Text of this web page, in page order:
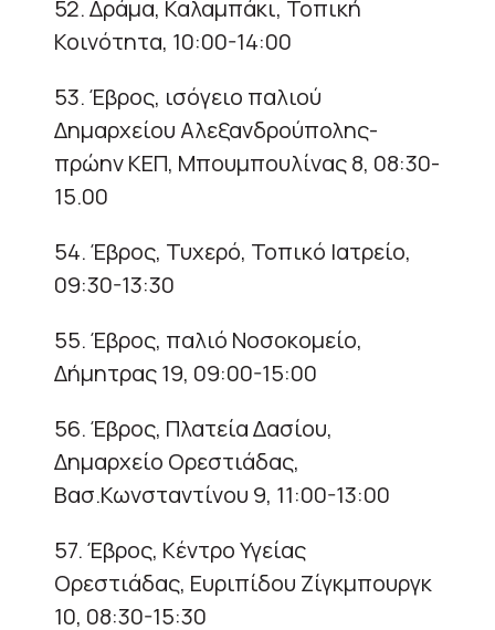
52. Δράμα, Καλαμπάκι, Τοπική
Κοινότητα, 10:00-14:00
53. Έβρος, ισόγειο παλιού
Δημαρχείου Αλεξανδρούπολης-
πρώην ΚΕΠ, Μπουμπουλίνας 8, 08:30-
15.00
54. Έβρος, Τυχερό, Τοπικό Ιατρείο,
09:30-13:30
55. Έβρος, παλιό Νοσοκομείο,
Δήμητρας 19, 09:00-15:00
56. Έβρος, Πλατεία Δασίου,
Δημαρχείο Ορεστιάδας,
Βασ.Κωνσταντίνου 9, 11:00-13:00
57. Έβρος, Κέντρο Υγείας
Ορεστιάδας, Ευριπίδου Ζίγκμπουργκ
10, 08:30-15:30